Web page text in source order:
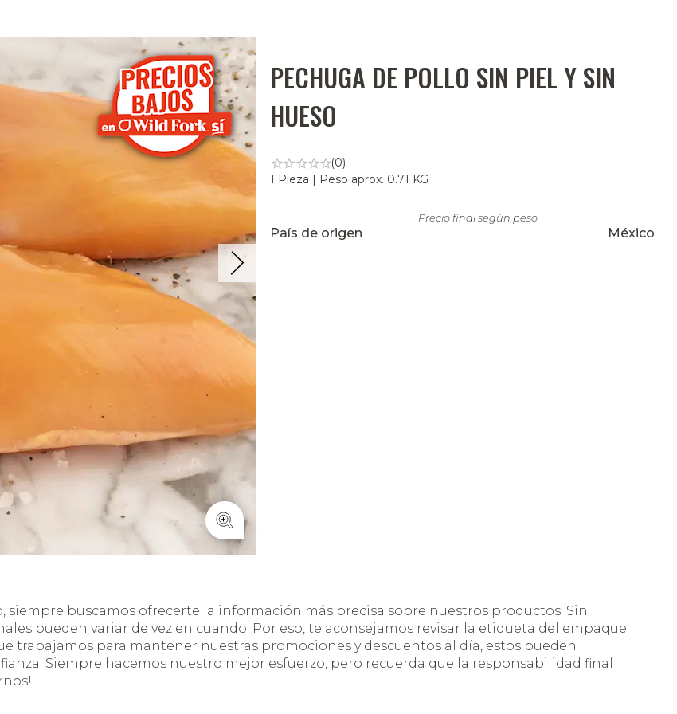
PECHUGA DE POLLO SIN PIEL Y SIN
HUESO
(0)
1 Pieza | Peso aprox. 0.71 KG
Precio final según peso
País de origen México
siempre buscamos ofrecerte la información más precisa sobre nuestros productos. Sin
pueden variar de vez en cuando. Por eso, te aconsejamos revisar la etiqueta del empaque
trabajamos para mantener nuestras promociones y descuentos al día, estos pueden
Siempre hacemos nuestro mejor esfuerzo, pero recuerda que la responsabilidad final